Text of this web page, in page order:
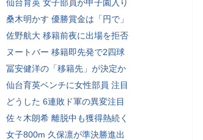
仙台育英 女子部員が甲子園入り
桑木明かす 優勝賞金は「円で」
佐野航大 移籍前夜に出場を拒否
ヌートバー 移籍即先発で2四球
冨安健洋の「移籍先」が決定か
仙台育英ベンチに女性部員 注目
どうした 6連敗ド軍の異変注目
佐々木朗希 離脱中も獲得熱続く
女子800m 久保凛が準決勝進出